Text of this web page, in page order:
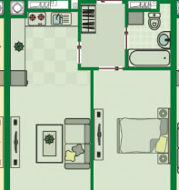
Квартира
ЗАГАЛЬНА ПЛОЩА - 48.03 М2
ЖИТЛОВА ПЛОЩА - 16,06 М2